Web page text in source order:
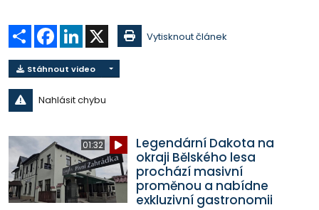
Sdílet Facebook
LinkedIn Vytisknout článek
Stáhnout video
Nahlásit chybu
01:32
Legendární Dakota na
okraji Bělského lesa
prochází masivní
proměnou a nabídne
exkluzivní gastronomii